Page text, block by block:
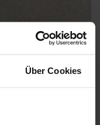
Über Cookies